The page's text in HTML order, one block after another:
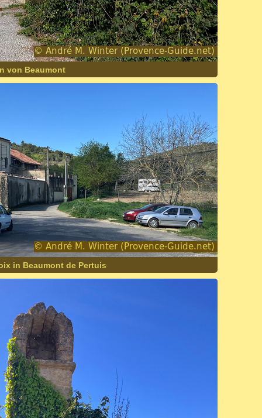
von Beaumont
in Beaumont de Pertuis